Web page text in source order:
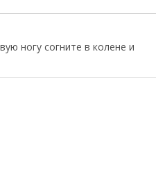
ногу согните в колене и